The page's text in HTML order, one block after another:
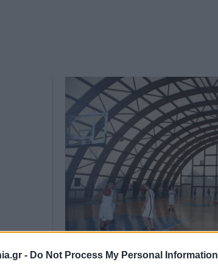
- Do Not Process My Personal Information